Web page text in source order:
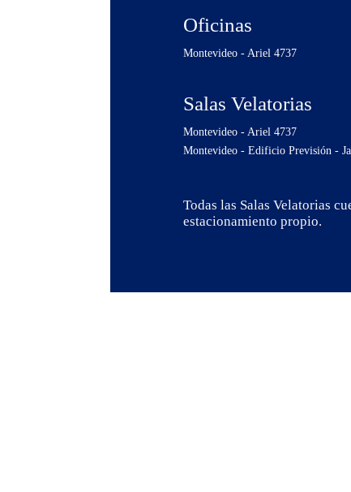
Oficinas
Montevideo - Ariel 4737
Salas Velatorias
Montevideo - Ariel 4737
Montevideo - Edificio Previsión -
Todas las Salas Velatorias
estacionamiento propio.